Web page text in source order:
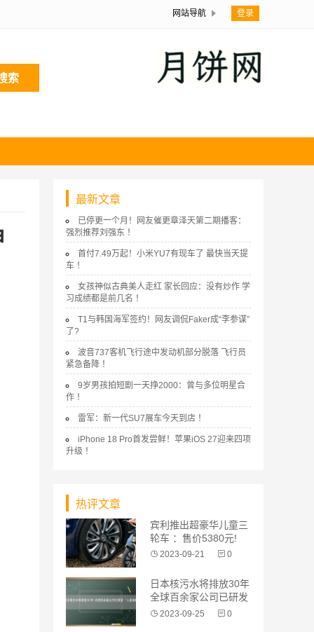
网站导航 登录
索
最新文章
已停更一个月！网友催更章泽天第二期播客：
强烈推荐刘强东 ！
首付7.49万起！小米YU7有现车了 最快当天提
车 ！
女孩神似古典美人走红 家长回应：没有炒作 学
习成绩都是前几名 ！
T1与韩国海军签约！网友调侃Faker成“李参谋”
了?
波音737客机飞行途中发动机部分脱落 飞行员
紧急备降 ！
9岁男孩拍短剧一天挣2000：曾与多位明星合
作 ！
雷军：新一代SU7展车今天到店 ！
iPhone 18 Pro首发尝鲜！苹果iOS 27迎来四项
升级 ！
热评文章
宾利推出超豪华儿童三
轮车 ：售价5380元!
2023-09-21 0
日本核污水将排放30年
全球百余家公司已研发
“人造海
2023-09-25 0